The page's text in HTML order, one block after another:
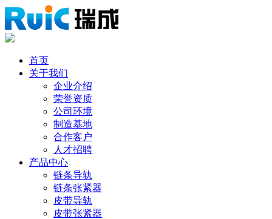
首页
关于我们
企业介绍
荣誉资质
公司环境
制造基地
合作客户
人才招聘
产品中心
链条导轨
链条张紧器
皮带导轨
皮带张紧器